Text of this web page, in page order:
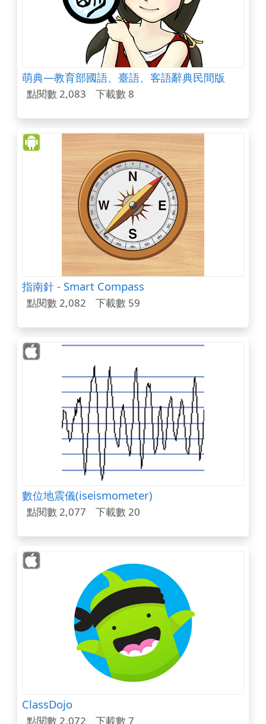
萌典—教育部國語、臺語、客語辭典民間版
點閱數 2,083 下載數 8
指南針 - Smart Compass
點閱數 2,082 下載數 59
數位地震儀(iseismometer)
點閱數 2,077 下載數 20
ClassDojo
點閱數 2,072 下載數 7